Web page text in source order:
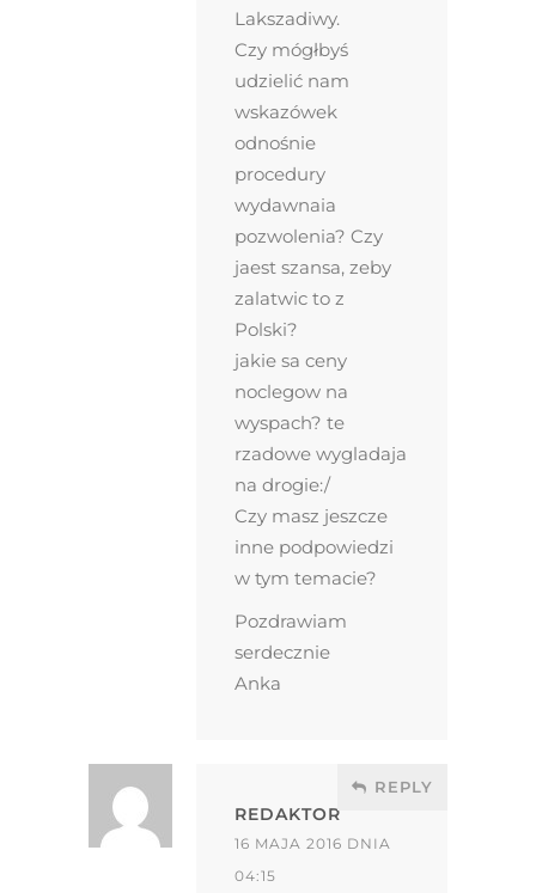
Lakszadiwy.
Czy mógłbyś
udzielić nam
wskazówek
odnośnie
procedury
wydawnaia
pozwolenia? Czy
jaest szansa, zeby
zalatwic to z
Polski?
jakie sa ceny
noclegow na
wyspach? te
rzadowe wygladaja
na drogie:/
Czy masz jeszcze
inne podpowiedzi
w tym temacie?
Pozdrawiam
serdecznie
Anka
REDAKTOR
16 MAJA 2016 DNIA
04:15
REPLY